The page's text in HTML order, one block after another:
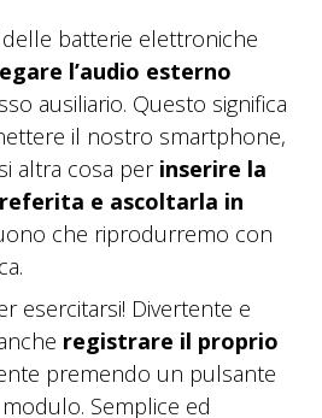
batterie elettroniche
l’audio esterno
ausiliario. Questo significa
il nostro smartphone,
altra cosa per inserire la
e ascoltarla in
che riprodurremo con
esercitarsi! Divertente e
registrare il proprio
premendo un pulsante
Semplice ed